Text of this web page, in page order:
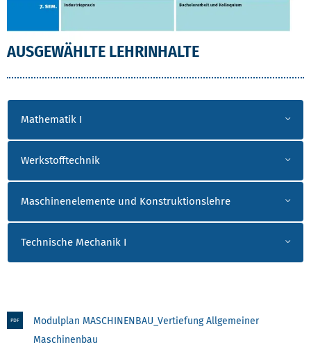
AUSGEWÄHLTE LEHRINHALTE
Mathematik I
Werkstofftechnik
Maschinenelemente und Konstruktionslehre
Technische Mechanik I
PDF
Modulplan MASCHINENBAU_Vertiefung Allgemeiner
Maschinenbau